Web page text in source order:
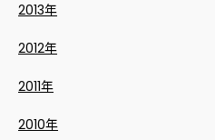
2013年
2012年
2011年
2010年